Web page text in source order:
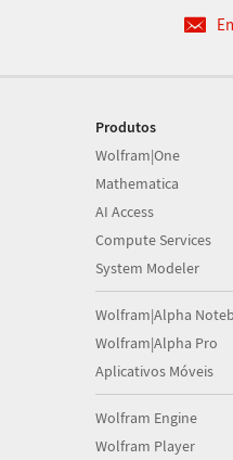
Produtos
Wolfram|One
Mathematica
AI Access
Compute Services
System Modeler
Wolfram|Alpha
Wolfram|Alpha Pro
Aplicativos Móveis
Wolfram Engine
Wolfram Player